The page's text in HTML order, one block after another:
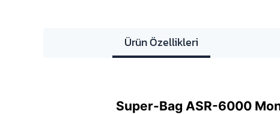
Ürün Özellikleri
Super-Bag ASR-6000